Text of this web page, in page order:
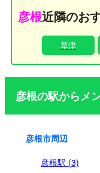
ベート空間を満喫できます。 JR彦根駅か
アクセスを誇る【彦
や、お出かけの合間
ちもちの手のひらに
ひとときを心ゆくま
彦根近隣のお
草津
彦根の駅からメ
彦根市周辺
彦根駅 (3)